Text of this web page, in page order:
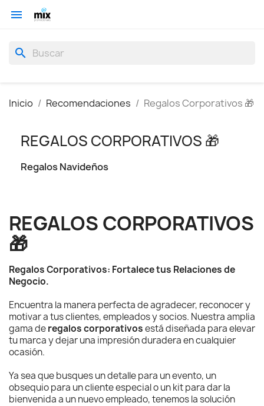

search
Inicio Recomendaciones Regalos Corporativos 🎁
REGALOS CORPORATIVOS 🎁
Regalos Navideños
REGALOS CORPORATIVOS
🎁
Regalos Corporativos: Fortalece tus Relaciones de
Negocio.
Encuentra la manera perfecta de agradecer, reconocer y
motivar a tus clientes, empleados y socios. Nuestra amplia
gama deregalos corporativosestá diseñada para elevar
tu marca y dejar una impresión duradera en cualquier
ocasión.
Ya sea que busques un detalle para un evento, un
obsequio para un cliente especial o un kit para dar la
bienvenida a un nuevo empleado, tenemos la solución